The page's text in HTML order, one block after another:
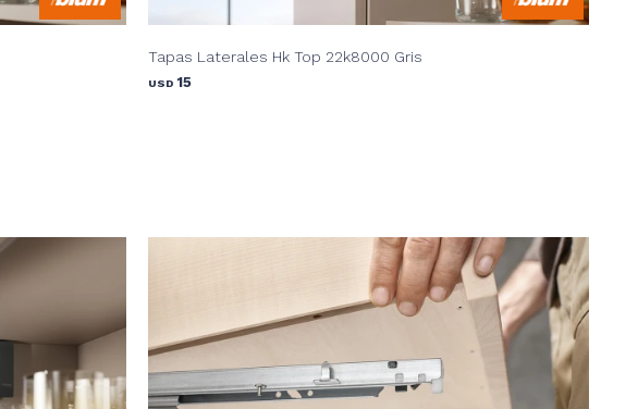
Tapas Laterales Hk Top 22k8000 Gris
USD 15